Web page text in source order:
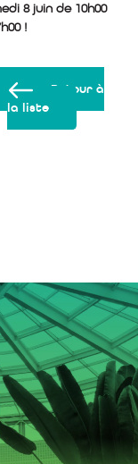
8 juin de 10h00
!
Retour à
la liste